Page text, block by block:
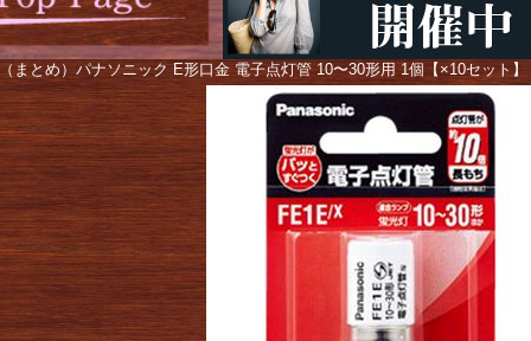
まとめ）パナソニック E形口金 電子点灯管 10〜30形用 1個【×10セット】